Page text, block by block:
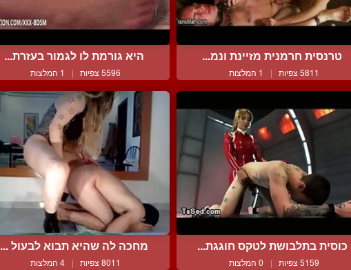
טרנסית חרמנית מזיינת ונמ...
5811 צפיות | 1 המלצות
היא גורמת לו לגמור בעזרת...
5596 צפיות | 1 המלצות
כוסית בתלבושת לטקס חוגגת...
5159 צפיות | 0 המלצות
מחכה לה שהיא תבוא לבעול ...
8011 צפיות | 4 המלצות